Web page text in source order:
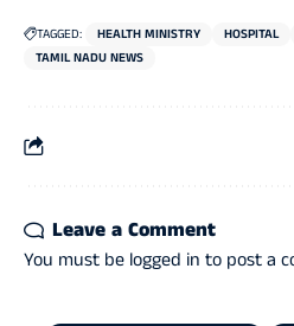
TAGGED: HEALTH MINISTRY HOSPITAL
TAMIL NADU NEWS
Leave a Comment
You must be logged in to post a